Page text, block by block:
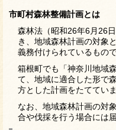
市町村森林整備計画とは
森林法（昭和26年6月26
き、地域森林計画の対象
義務付けられているもので
箱根町でも「神奈川地域
て、地域に適合した形で
方とした計画をたてていま
なお、地域森林計画の対
合や伐採を行う場合には